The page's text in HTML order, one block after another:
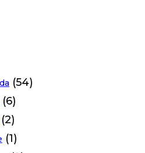
(54)
(6)
(2)
(1)